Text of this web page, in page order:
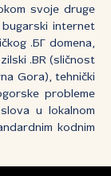
svoje druge
internet
.БГ domena,
.BR (sličnost
Gora), tehnički
probleme
u lokalnom
kodnim